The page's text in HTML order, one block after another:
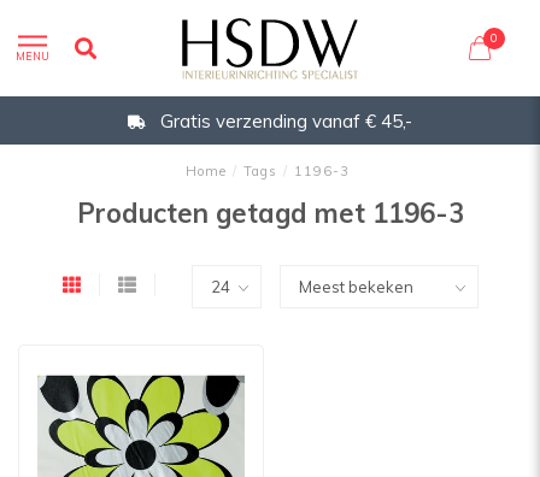
MENU
0
Gratis verzending vanaf € 45,-
Home / Tags / 1196-3
Producten getagd met 1196-3